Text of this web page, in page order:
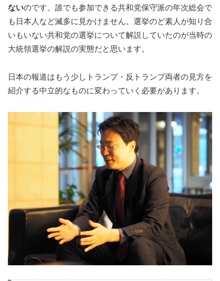
ないのです。誰でも参加できる共和党保守派の年次総会で
も日本人など滅多に見かけません。選挙のど素人が知り合
いもいない共和党の選挙について解説していたのが当時の
大統領選挙の解説の実態だと思います。
日本の報道はもう少しトランプ・反トランプ両者の見方を
紹介する中立的なものに変わっていく必要があります。